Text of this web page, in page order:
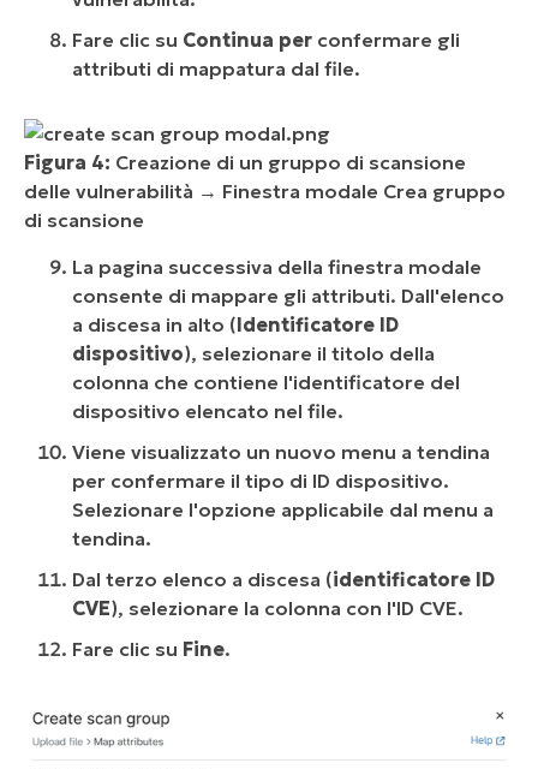
Fare clic su Continua per confermare gli
attributi di mappatura dal file.
Figura 4: Creazione di un gruppo di scansione
delle vulnerabilità → Finestra modale Crea gruppo
di scansione
La pagina successiva della finestra modale
consente di mappare gli attributi. Dall'elenco
a discesa in alto (Identificatore ID
dispositivo), selezionare il titolo della
colonna che contiene l'identificatore del
dispositivo elencato nel file.
Viene visualizzato un nuovo menu a tendina
per confermare il tipo di ID dispositivo.
Selezionare l'opzione applicabile dal menu a
tendina.
Dal terzo elenco a discesa (identificatore ID
CVE), selezionare la colonna con l'ID CVE.
Fare clic su Fine.